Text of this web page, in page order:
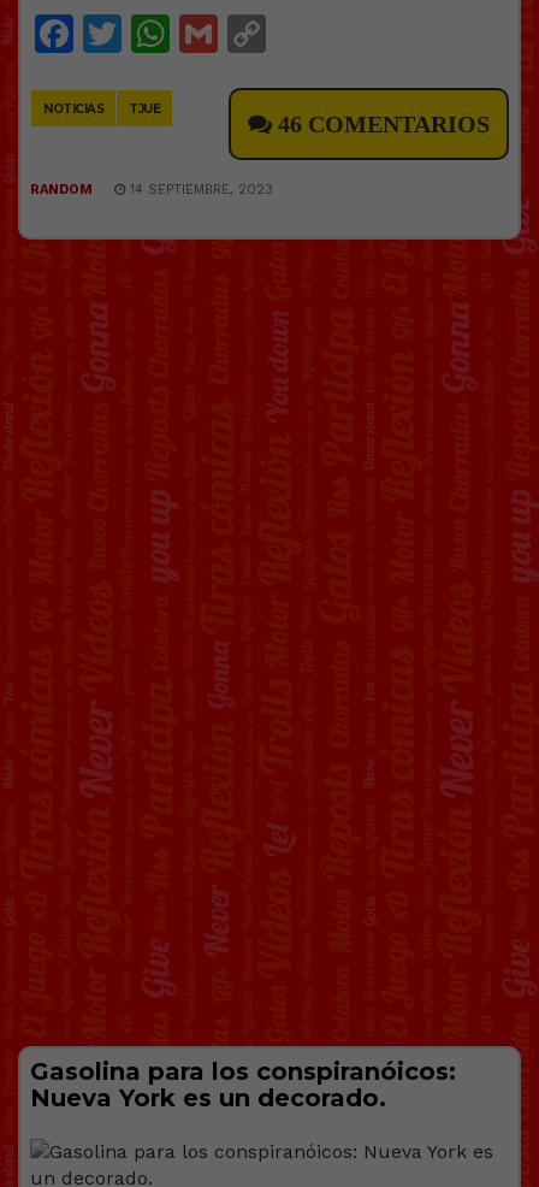
Facebook
Twitter
WhatsApp
Gmail
NOTICIAS TJUE
46 COMENTARIOS
RANDOM 14 SEPTIEMBRE, 2023
Gasolina para los conspiranóicos:
Nueva York es un decorado.